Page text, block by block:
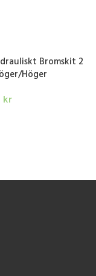
Bromskit 2
Höger
kr